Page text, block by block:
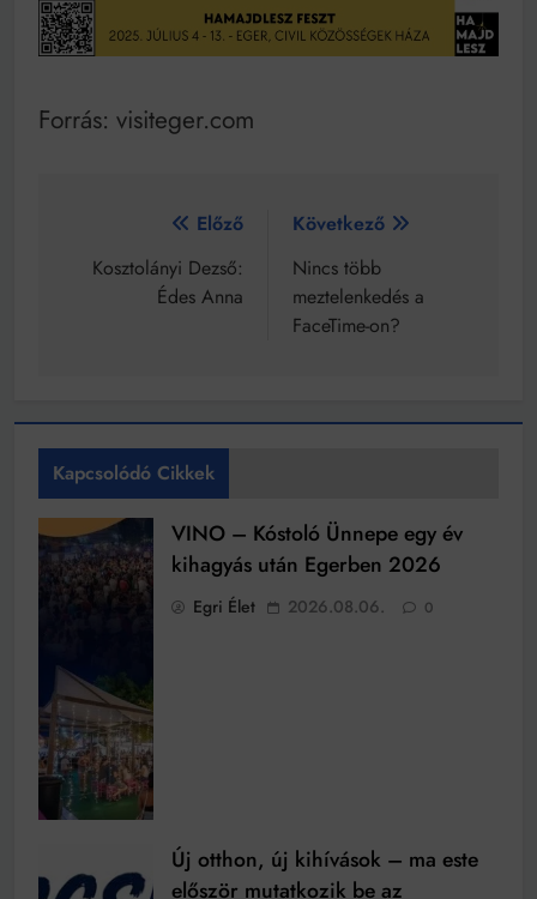
Forrás: visiteger.com
Bejegyzés
navigáció
Előző
Kosztolányi Dezső:
Édes Anna
Következő
Nincs több
meztelenkedés a
FaceTime-on?
Kapcsolódó Cikkek
VINO – Kóstoló Ünnepe egy év
kihagyás után Egerben 2026
Egri Élet 2026.08.06. 0
Új otthon, új kihívások – ma este
először mutatkozik be az